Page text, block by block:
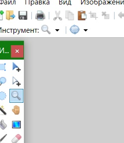
protected
Bitmap
r
UInt32